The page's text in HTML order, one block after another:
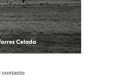
contacto